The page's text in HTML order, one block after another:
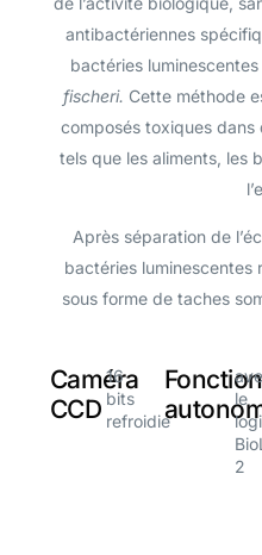
antibactériennes
bactéries
fischeri. Cette méthode
composés toxiques dans
tels que les aliments, les
Après séparation de
bactéries luminescentes
sous forme de taches
Caméra
CCD
16
bits
refroidie
le
2